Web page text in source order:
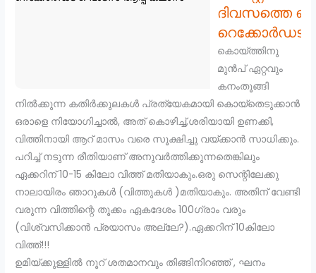
ദിവസത്തെ
റെക്കോർഡട്
കൊയ്ത്തിനു
മുൻപ് ഏറ്റവും
കനംതൂങ്ങി
നിൽക്കുന്ന കതിർക്കുലകൾ പ്രത്യേകമായി കൊയ്തെടുക്കാൻ
ഒരാളെ നിയോഗിച്ചാൽ, അത് കൊഴിച്ച്,ശരിയായി ഉണക്കി,
വിത്തിനായി ആറ് മാസം വരെ സൂക്ഷിച്ചു വയ്ക്കാൻ സാധിക്കും.
പറിച്ച് നടുന്ന രീതിയാണ് അനുവർത്തിക്കുന്നതെങ്കിലും
ഏക്കറിന് 10-15 കിലോ വിത്ത് മതിയാകും.ഒരു സെന്റിലേക്കു
നാലായിരം ഞാറുകൾ (വിത്തുകൾ )മതിയാകും. അതിന് വേണ്ടി
വരുന്ന വിത്തിന്റെ തൂക്കം ഏകദേശം 100ഗ്രാം വരും
(വിശ്വസിക്കാൻ പ്രയാസം അല്ലേ?).ഏക്കറിന് 10കിലോ
വിത്ത്!!!
ഉമിയ്ക്കുള്ളിൽ നൂറ് ശതമാനവും തിങ്ങിനിറഞ്ഞ് , ഘനം